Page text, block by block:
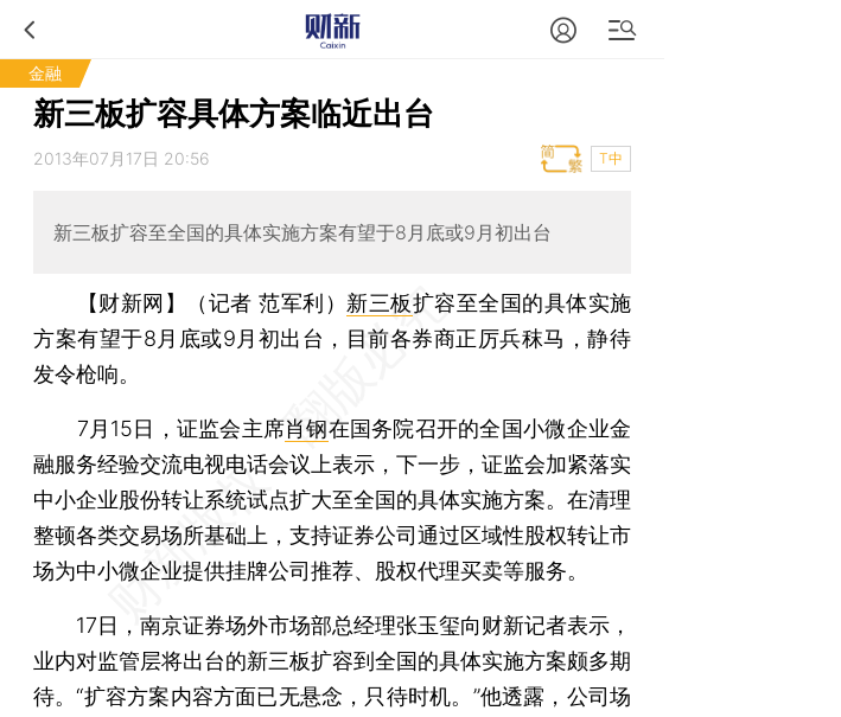
金融
新三板扩容具体方案临近出台
2013年07月17日 20:56 T中
新三板扩容至全国的具体实施方案有望于8月底或9月初出台
【财新网】（记者 范军利） 新三板扩容至全国的具体实施
方案有望于8月底或9月初出台，目前各券商正厉兵秣马，静待
发令枪响。
7月15日，证监会主席肖钢在国务院召开的全国小微企业金
融服务经验交流电视电话会议上表示，下一步，证监会加紧落实
中小企业股份转让系统试点扩大至全国的具体实施方案。在清理
整顿各类交易场所基础上，支持证券公司通过区域性股权转让市
场为中小微企业提供挂牌公司推荐、股权代理买卖等服务。
17日，南京证券场外市场部总经理张玉玺向财新记者表示，
业内对监管层将出台的新三板扩容到全国的具体实施方案颇多期
待。“扩容方案内容方面已无悬念，只待时机。”他透露，公司场